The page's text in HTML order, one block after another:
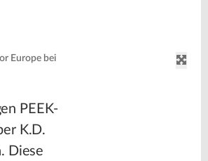
Europe bei
PEEK-
K.D.
Diese